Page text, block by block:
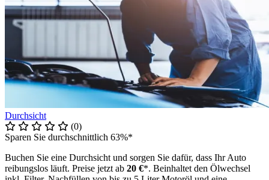
Durchsicht
(0)
Sparen Sie durchschnittlich 63%*
Buchen Sie eine Durchsicht und sorgen Sie dafür, dass Ihr Auto
reibungslos läuft. Preise jetzt ab 20 €*. Beinhaltet den Ölwechsel